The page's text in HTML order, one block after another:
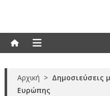
Αρχική > Δημοσιεύσεις
Ευρώπης